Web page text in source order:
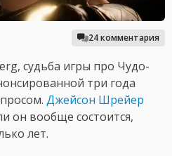
24 комментария
судьба игры про Чудо-
три года
Джейсон Шрейер
он вообще состоится,
лет.